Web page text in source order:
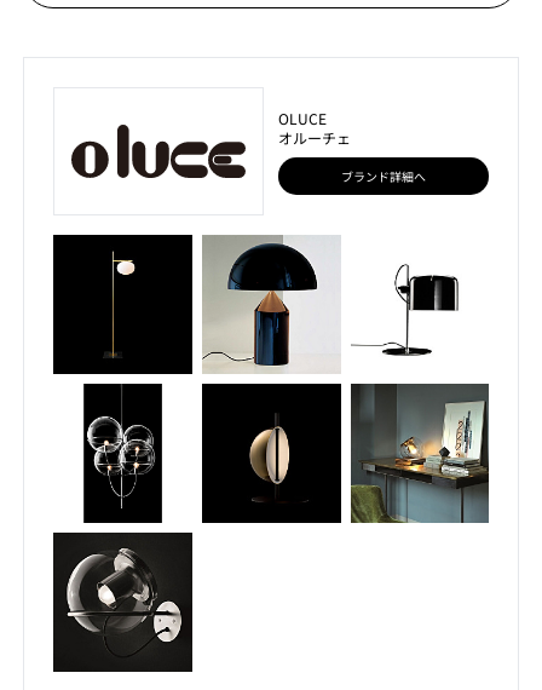
OLUCE
オルーチェ
ブランド詳細へ